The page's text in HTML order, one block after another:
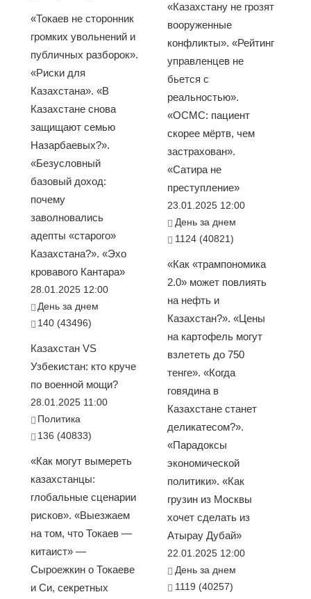
«Токаев не сторонник
громких увольнений и
публичных разборок».
«Риски для
Казахстана». «В
Казахстане снова
защищают семью
Назарбаевых?».
«Безусловный
базовый доход:
почему
заволновались
адепты «старого»
Казахстана?». «Эхо
кровавого Кантара»
28.01.2025 12:00
День за днем
140 (43496)
Казахстан VS
Узбекистан: кто круче
по военной мощи?
28.01.2025 11:00
Политика
136 (40833)
«Как могут вымереть
казахстанцы:
глобальные сценарии
рисков». «Выезжаем
на том, что Токаев —
китаист» —
Сыроежкин о Токаеве
и Си, секретных
«Казахстану не грозят
вооруженные
конфликты». «Рейтинг
управленцев не
бьется с
реальностью».
«ОСМС: пациент
скорее мёртв, чем
застрахован».
«Сатира не
преступление»
23.01.2025 12:00
День за днем
1124 (40821)
«Как «трампономика
2.0» может повлиять
на нефть и
Казахстан?». «Цены
на картофель могут
взлететь до 750
тенге». «Когда
говядина в
Казахстане станет
деликатесом?».
«Парадоксы
экономической
политики». «Как
грузин из Москвы
хочет сделать из
Атырау Дубай»
22.01.2025 12:00
День за днем
1119 (40257)